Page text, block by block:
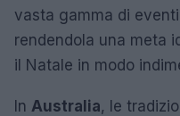
vasta gamma di
rendendola una meta
il Natale in modo
In Australia, le